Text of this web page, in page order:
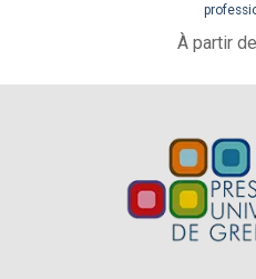
À partir de